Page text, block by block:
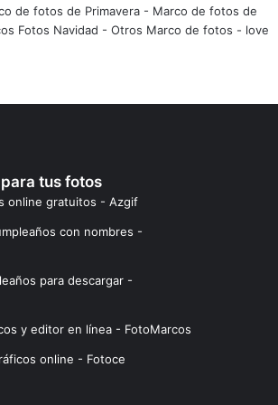
de fotos de Primavera - Marco de fotos de
Fotos Navidad - Otros Marco de fotos - love
tus fotos
online gratuitos - Azgif
con nombres -
para descargar -
y editor en línea - FotoMarcos
online - Fotoce